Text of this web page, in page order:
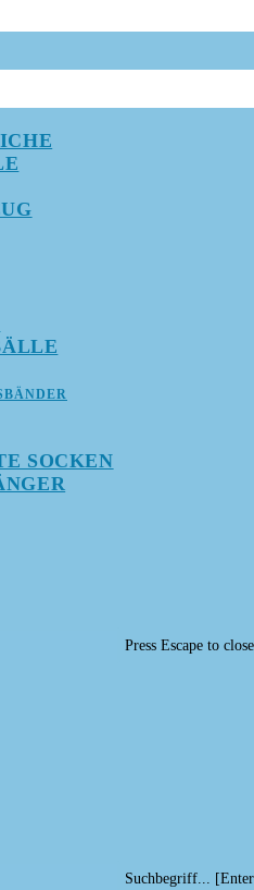
SOCKEN
Press Escape to
Suchbegriff...